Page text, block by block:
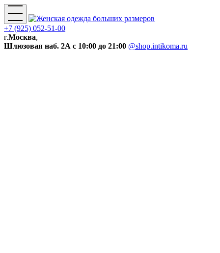
+7 (925) 052-51-00
г.Москва,
Шлюзовая наб. 2А с 10:00 до 21:00 @shop.intikoma.ru